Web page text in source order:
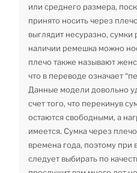
или среднего размера,
принято носить через
выглядит несуразно,
наличии ремешка можно
плечо также называют
что в переводе означает
Данные модели довольно
счет того, что перекинув
остаются свободными, а
имеется. Сумка через
времена года, поэтому
следует выбирать по